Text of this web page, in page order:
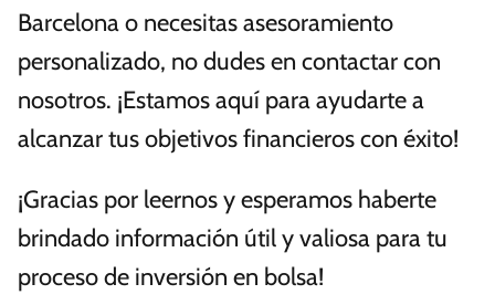
Barcelona o necesitas asesoramiento
personalizado, no dudes en contactar con
nosotros. ¡Estamos aquí para ayudarte a
alcanzar tus objetivos financieros con éxito!
¡Gracias por leernos y esperamos haberte
brindado información útil y valiosa para tu
proceso de inversión en bolsa!